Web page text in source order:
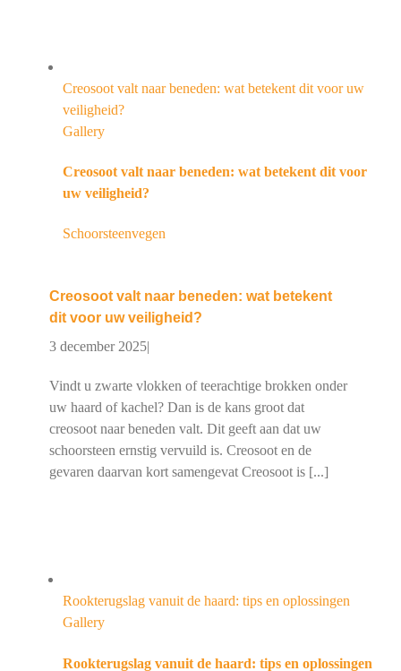
Creosoot valt naar beneden: wat betekent dit voor uw
veiligheid?
Gallery
Creosoot valt naar beneden: wat betekent dit voor
uw veiligheid?
Schoorsteenvegen
Creosoot valt naar beneden: wat betekent
dit voor uw veiligheid?
3 december 2025|
Vindt u zwarte vlokken of teerachtige brokken onder
uw haard of kachel? Dan is de kans groot dat
creosoot naar beneden valt. Dit geeft aan dat uw
schoorsteen ernstig vervuild is. Creosoot en de
gevaren daarvan kort samengevat Creosoot is [...]
Rookterugslag vanuit de haard: tips en oplossingen
Gallery
Rookterugslag vanuit de haard: tips en oplossingen